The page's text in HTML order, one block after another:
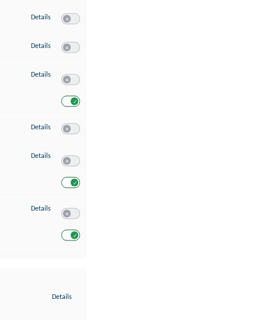
Details zu Erstellung von Profilen für personalisierte Werbung
Details zu Verwendung von Profilen zur Auswahl personalisierter Werbung
Details zu Messung der Werbeleistung
Details zu Messung der Performance von Inhalten
Details zu Analyse von Zielgruppen durch Statistiken oder Kombinationen von
Details zu Entwicklung und Verbesserung der Angebote
Details